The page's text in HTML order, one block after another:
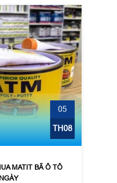
05
TH08
MATIT BÃ Ô TÔ